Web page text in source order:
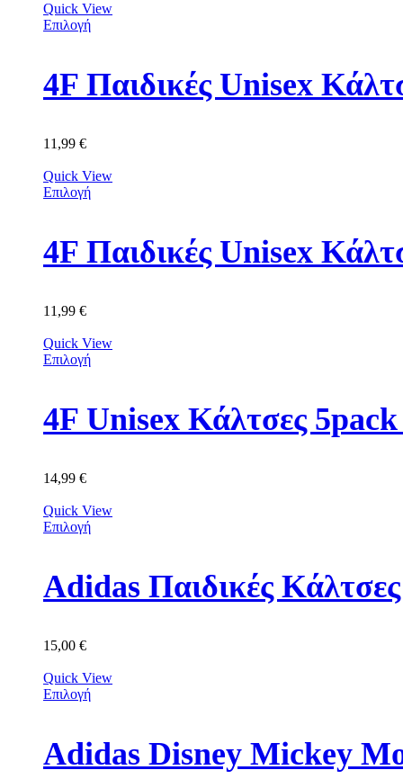
Quick View
Επιλογή
11,99 €
Quick View
Επιλογή
4F Παιδικές Unisex
11,99 €
Quick View
Επιλογή
4F Unisex Κάλτσες
14,99 €
Quick View
Επιλογή
Adidas Παιδικές
15,00 €
Quick View
Επιλογή
Adidas Disney Mickey